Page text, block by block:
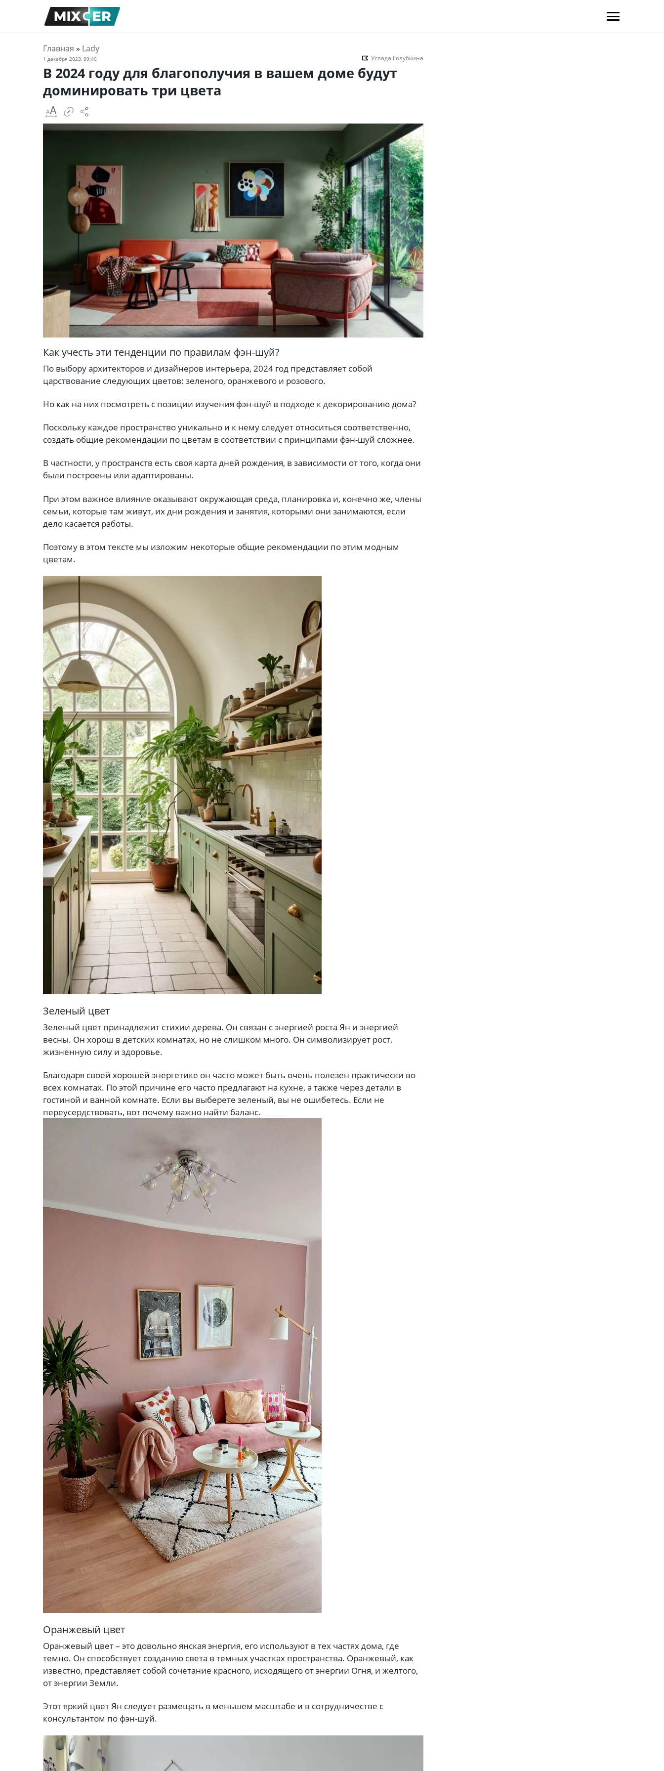
Главная » Lady
1 декабря 2023, 09:40 Услада Голубкина
В 2024 году для благополучия в вашем доме будут
доминировать три цвета
Как учесть эти тенденции по правилам фэн-шуй?
По выбору архитекторов и дизайнеров интерьера, 2024 год представляет собой
царствование следующих цветов: зеленого, оранжевого и розового.
Но как на них посмотреть с позиции изучения фэн-шуй в подходе к декорированию дома?
Поскольку каждое пространство уникально и к нему следует относиться соответственно,
создать общие рекомендации по цветам в соответствии с принципами фэн-шуй сложнее.
В частности, у пространств есть своя карта дней рождения, в зависимости от того, когда они
были построены или адаптированы.
При этом важное влияние оказывают окружающая среда, планировка и, конечно же, члены
семьи, которые там живут, их дни рождения и занятия, которыми они занимаются, если
дело касается работы.
Поэтому в этом тексте мы изложим некоторые общие рекомендации по этим модным
цветам.
Зеленый цвет
Зеленый цвет принадлежит стихии дерева. Он связан с энергией роста Ян и энергией
весны. Он хорош в детских комнатах, но не слишком много. Он символизирует рост,
жизненную силу и здоровье.
Благодаря своей хорошей энергетике он часто может быть очень полезен практически во
всех комнатах. По этой причине его часто предлагают на кухне, а также через детали в
гостиной и ванной комнате. Если вы выберете зеленый, вы не ошибетесь. Если не
переусердствовать, вот почему важно найти баланс.
Оранжевый цвет
Оранжевый цвет – это довольно янская энергия, его используют в тех частях дома, где
темно. Он способствует созданию света в темных участках пространства. Оранжевый, как
известно, представляет собой сочетание красного, исходящего от энергии Огня, и желтого,
от энергии Земли.
Этот яркий цвет Ян следует размещать в меньшем масштабе и в сотрудничестве с
консультантом по фэн-шуй.